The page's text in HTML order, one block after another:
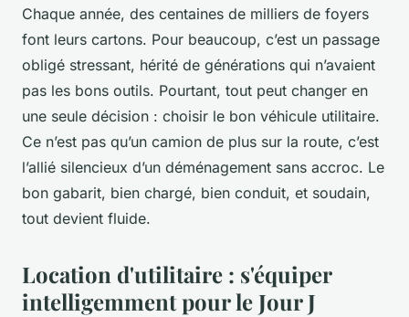
Chaque année, des centaines de milliers de foyers
font leurs cartons. Pour beaucoup, c’est un passage
obligé stressant, hérité de générations qui n’avaient
pas les bons outils. Pourtant, tout peut changer en
une seule décision : choisir le bon véhicule utilitaire.
Ce n’est pas qu’un camion de plus sur la route, c’est
l’allié silencieux d’un déménagement sans accroc. Le
bon gabarit, bien chargé, bien conduit, et soudain,
tout devient fluide.
Location d'utilitaire : s'équiper
intelligemment pour le Jour J